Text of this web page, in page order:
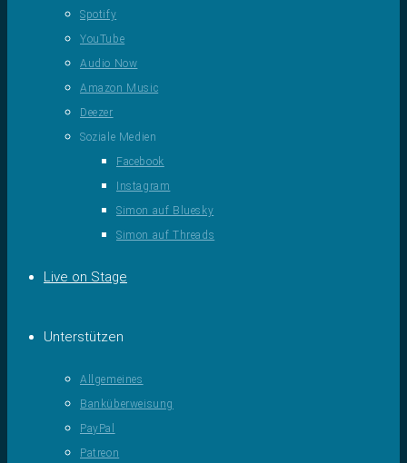
Spotify
YouTube
Audio Now
Amazon Music
Deezer
Soziale Medien
Facebook
Instagram
Simon auf Bluesky
Simon auf Threads
Live on Stage
Unterstützen
Allgemeines
Banküberweisung
PayPal
Patreon